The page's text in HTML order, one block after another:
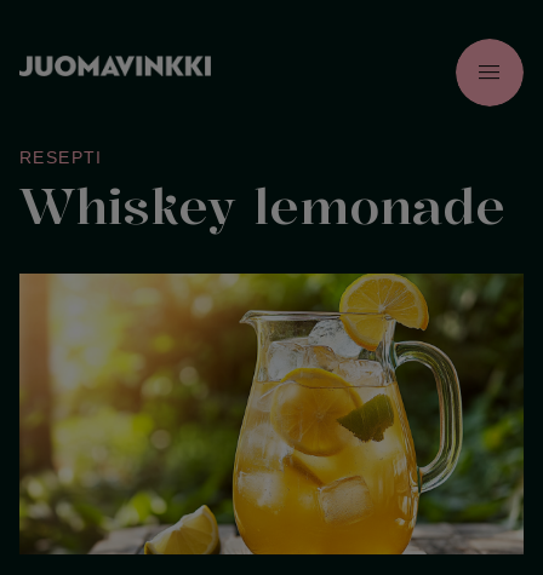
menu
RESEPTI
Whiskey lemonade